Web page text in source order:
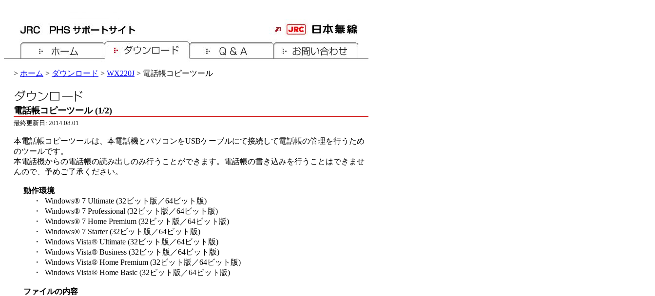
> ホーム > ダウンロード > WX220J > 電話帳コピーツール
電話帳コピーツール (1/2)
最終更新日: 2014.08.01
本電話帳コピーツールは、本電話機とパソコンをUSBケーブルにて接続して電話帳の管理を行うため
のツールです。
本電話機からの電話帳の読み出しのみ行うことができます。電話帳の書き込みを行うことはできませ
んので、予めご了承ください。
動作環境
・ Windows® 7 Ultimate (32ビット版／64ビット版)
・ Windows® 7 Professional (32ビット版／64ビット版)
・ Windows® 7 Home Premium (32ビット版／64ビット版)
・ Windows® 7 Starter (32ビット版／64ビット版)
・ Windows Vista® Ultimate (32ビット版／64ビット版)
・ Windows Vista® Business (32ビット版／64ビット版)
・ Windows Vista® Home Premium (32ビット版／64ビット版)
・ Windows Vista® Home Basic (32ビット版／64ビット版)
ファイルの内容